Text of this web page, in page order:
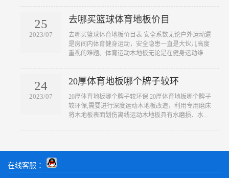
25
2023/07
去哪买篮球体育地板价目
​去哪买篮球体育地板价目表 安全系数无论户外运动還
是房间内体育健身运动，安全隐患一直是大伙儿高度
重视的难题。体育运动木地板无论是在健身运动维...
24
2023/07
20厚体育地板哪个牌子较环
​20厚体育地板哪个牌子较环保 20厚体育地板哪个牌子
较环保,需要进行深度运动木地板改造，利用专用磨床
将木地板表面划伤离线运动木地板具有水磨损、水...
在线客服 ：